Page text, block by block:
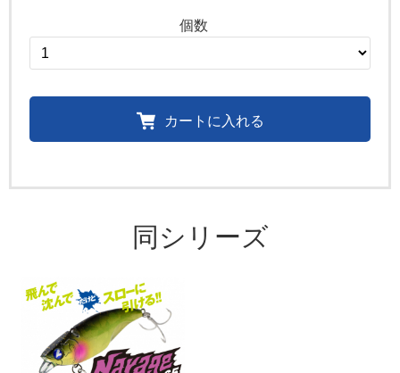
個数
カートに入れる
同シリーズ